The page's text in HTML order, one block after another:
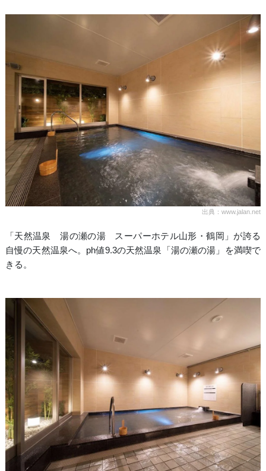
出典：www.jalan.net
「天然温泉 湯の瀬の湯 スーパーホテル山形・鶴岡」が誇る
自慢の天然温泉へ。ph値9.3の天然温泉「湯の瀬の湯」を満喫で
きる。